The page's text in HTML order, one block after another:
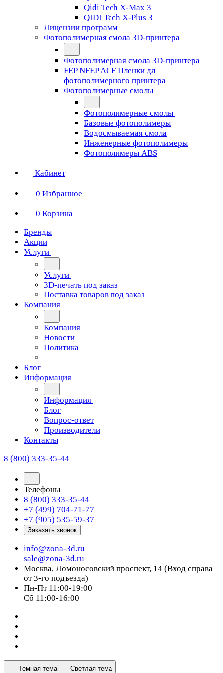
Qidi Tech X-Max 3
QIDI Tech X-Plus 3
Лицензии программ
Фотополимерная смола 3D-принтера
Фотополимерная смола 3D-принтера
FEP NFEP ACF Пленки дл
фотополимерного принтера
Фотополимерные смолы
Фотополимерные смолы
Базовые фотополимеры
Водосмываемая смола
Инженерные фотополимеры
Фотополимеры ABS
Кабинет
0 Избранное
0 Корзина
Бренды
Акции
Услуги
Услуги
3D-печать под заказ
Поставка товаров под заказ
Компания
Компания
Новости
Политика
Блог
Информация
Информация
Блог
Вопрос-ответ
Производители
Контакты
8 (800) 333-35-44
Телефоны
8 (800) 333-35-44
+7 (499) 704-71-77
+7 (905) 535-59-37
Заказать звонок
info@zona-3d.ru
sale@zona-3d.ru
Москва, Ломоносовский проспект, 14 (Вход справа
от 3-го подъезда)
Пн-Пт 11:00-19:00
Сб 11:00-16:00
Темная тема Светлая тема